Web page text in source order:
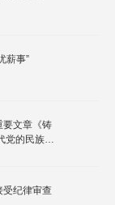
薪事”
要文章《铸
党的民族工
纪律审查